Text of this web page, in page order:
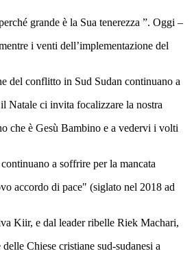
grande è la Sua tenerezza ”. Oggi –
i venti dell’implementazione del
del conflitto in Sud Sudan continuano a
Natale ci invita focalizzare la nostra
che è Gesù Bambino e a vedervi i volti
a soffrire per la mancata
accordo di pace" (siglato nel 2018 ad
Kiir, e dal leader ribelle Riek Machari,
Chiese cristiane sud-sudanesi a